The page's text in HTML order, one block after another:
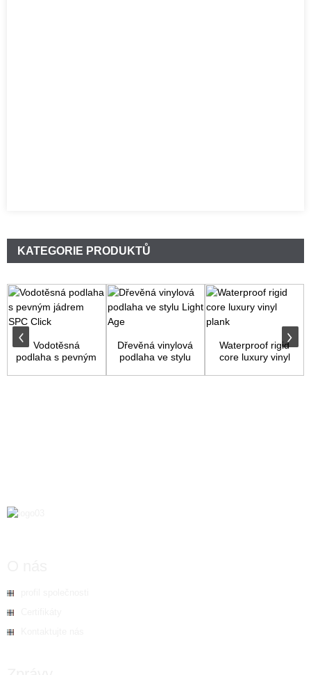
KATEGORIE PRODUKTŮ
Vodotěsná
podlaha s pevným
Dřevěná vinylová
podlaha ve stylu
Waterproof rigid
core luxury vinyl